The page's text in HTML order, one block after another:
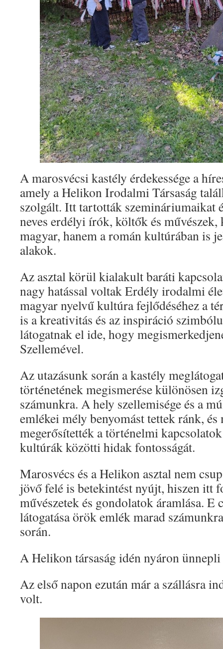
A marosvécsi kastély érdekessége a
amely a Helikon Irodalmi Társaság
szolgált. Itt tartották szemináriumaikat
neves erdélyi írók, költők és művészek,
magyar, hanem a román kultúrában is
alakok.
Az asztal körül kialakult baráti
nagy hatással voltak Erdély irodalmi
magyar nyelvű kultúra fejlődéséhez a
is a kreativitás és az inspiráció
látogatnak el ide, hogy
Szellemével.
Az utazásunk során a kastély
történetének megismerése különösen
számunkra. A hely szellemisége és a
emlékei mély benyomást tettek ránk,
megerősítették a történelmi
kultúrák közötti hidak fontosságát.
Marosvécs és a Helikon asztal nem
jövő felé is betekintést nyújt, hiszen itt
művészetek és gondolatok áramlása. E
látogatása örök emlék marad
során.
A Helikon társaság idén nyáron
Az első napon ezután már a szállásra
volt.